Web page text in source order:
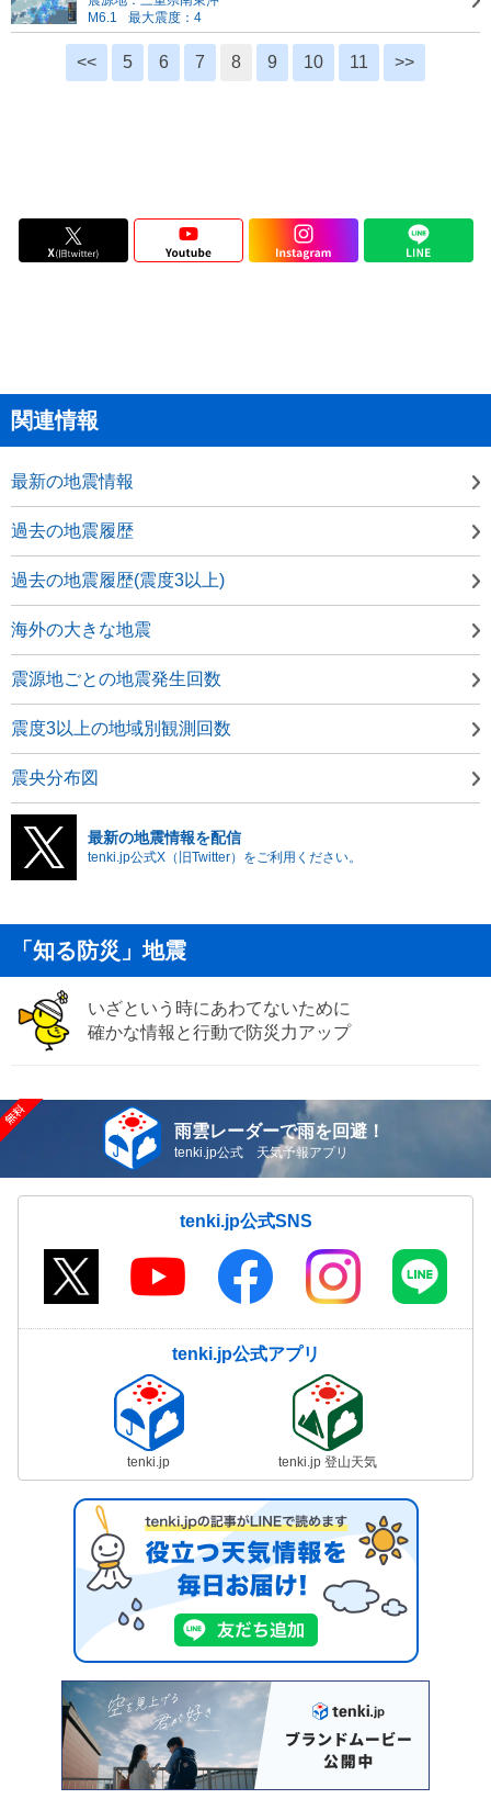
M6.1
最大震度：4
<< 5 6 7 8 9 10 11 >>
関連情報
最新の地震情報
過去の地震履歴
過去の地震履歴(震度3以上)
海外の大きな地震
震源地ごとの地震発生回数
震度3以上の地域別観測回数
震央分布図
最新の地震情報を配信
tenki.jp公式X（旧Twitter）をご利用ください。
「知る防災」地震
いざという時にあわてないために
確かな情報と行動で防災力アップ
雨雲レーダーで雨を回避！
tenki.jp公式 天気予報アプリ
tenki.jp公式SNS
tenki.jp公式アプリ
tenki.jp tenki.jp 登山天気